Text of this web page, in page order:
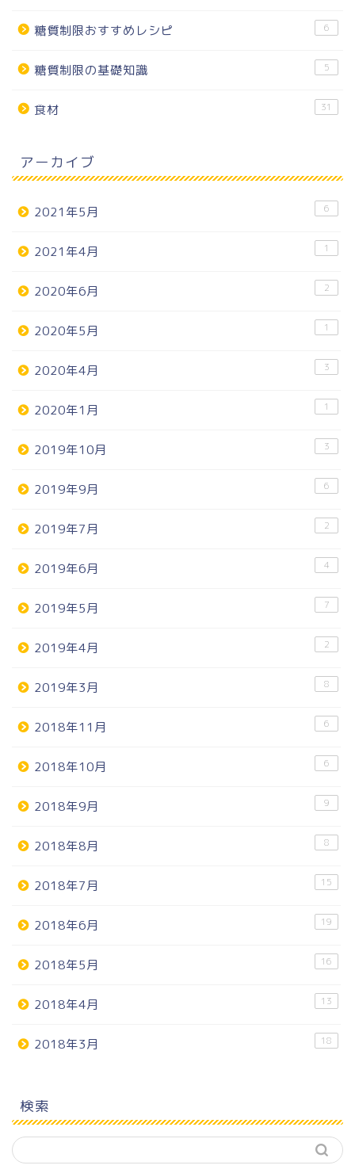
糖質制限おすすめレシピ 6
糖質制限の基礎知識 5
食材 31
アーカイブ
2021年5月 6
2021年4月 1
2020年6月 2
2020年5月 1
2020年4月 3
2020年1月 1
2019年10月 3
2019年9月 6
2019年7月 2
2019年6月 4
2019年5月 7
2019年4月 2
2019年3月 8
2018年11月 6
2018年10月 6
2018年9月 9
2018年8月 8
2018年7月 15
2018年6月 19
2018年5月 16
2018年4月 13
2018年3月 18
検索